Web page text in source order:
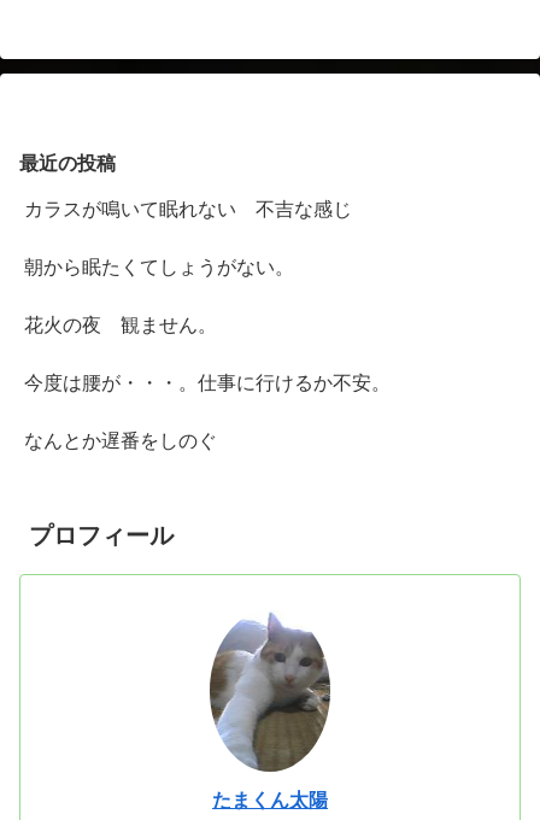
最近の投稿
カラスが鳴いて眠れない 不吉な感じ
朝から眠たくてしょうがない。
花火の夜 観ません。
今度は腰が・・・。仕事に行けるか不安。
なんとか遅番をしのぐ
プロフィール
たまくん太陽